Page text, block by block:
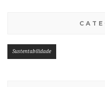
Sustentabilidade